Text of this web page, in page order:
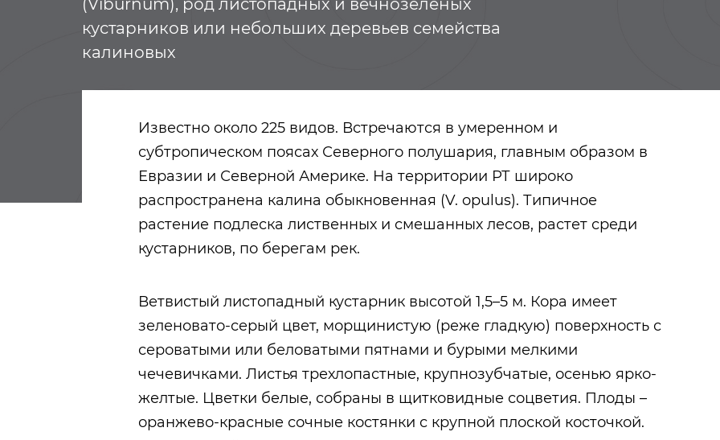
(Viburnum), род листопадных и вечнозеленых
кустарников или небольших деревьев семейства
калиновых
Известно около 225 видов. Встречаются в умеренном и
субтропическом поясах Северного полушария, главным образом в
Евразии и Северной Америке. На территории РТ широко
распространена калина обыкновенная (V. opulus). Типичное
растение подлеска лиственных и смешанных лесов, растет среди
кустарников, по берегам рек.
Ветвистый листопадный кустарник высотой 1,5–5 м. Кора имеет
зеленовато-серый цвет, морщинистую (реже гладкую) поверхность с
сероватыми или беловатыми пятнами и бурыми мелкими
чечевичками. Листья трехлопастные, крупнозубчатые, осенью ярко-
желтые. Цветки белые, собраны в щитковидные соцветия. Плоды –
оранжево-красные сочные костянки с крупной плоской косточкой.
Казанские татары Урманче Баки